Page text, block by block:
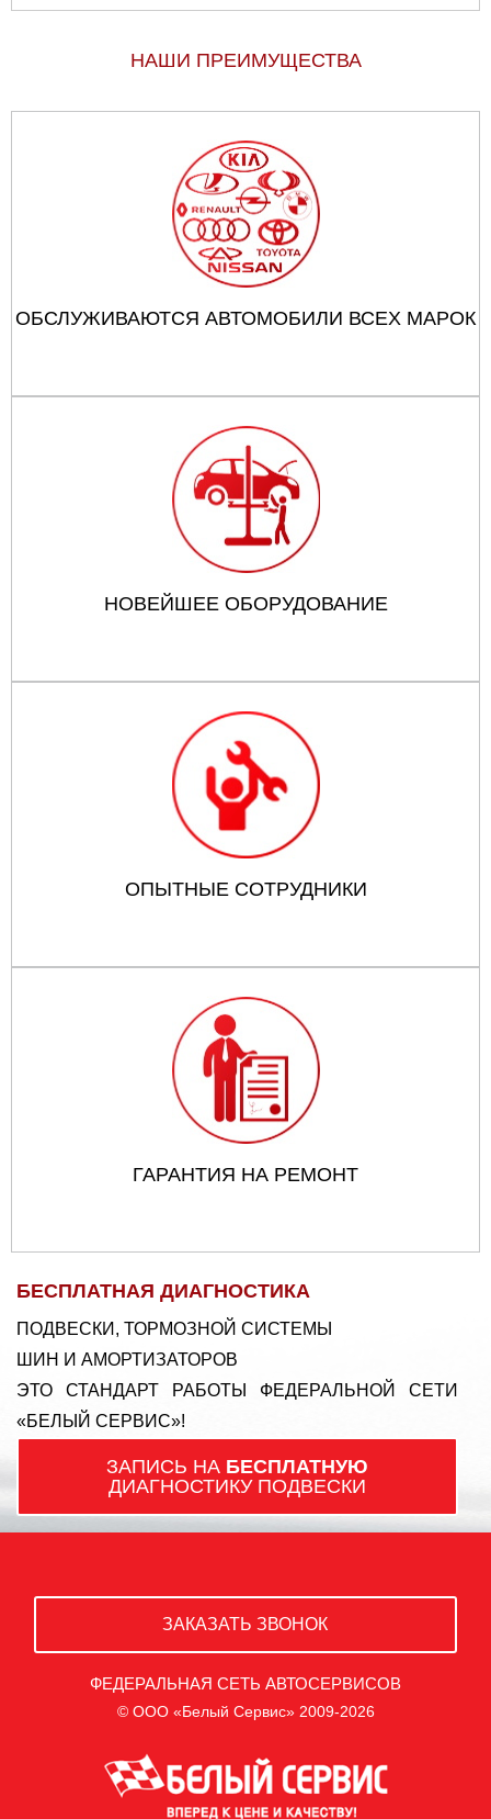
НАШИ ПРЕИМУЩЕСТВА
ОБСЛУЖИВАЮТСЯ АВТОМОБИЛИ ВСЕХ МАРОК
НОВЕЙШЕЕ ОБОРУДОВАНИЕ
ОПЫТНЫЕ СОТРУДНИКИ
ГАРАНТИЯ НА РЕМОНТ
БЕСПЛАТНАЯ ДИАГНОСТИКА
ПОДВЕСКИ, ТОРМОЗНОЙ СИСТЕМЫ
ШИН И АМОРТИЗАТОРОВ
ЭТО СТАНДАРТ РАБОТЫ ФЕДЕРАЛЬНОЙ СЕТИ
«БЕЛЫЙ СЕРВИС»!
ЗАПИСЬ НА БЕСПЛАТНУЮ
ДИАГНОСТИКУ ПОДВЕСКИ
ЗАКАЗАТЬ ЗВОНОК
ФЕДЕРАЛЬНАЯ СЕТЬ АВТОСЕРВИСОВ
© ООО «Белый Сервис» 2009-2026